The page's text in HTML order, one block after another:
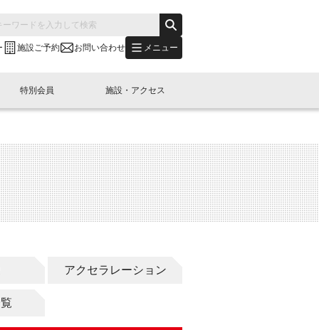
施設ご予約 お問い合わせ メニュー
別会員開催
展・参加
"LINK-BioBAY TOKYO"？
(News Letter)
コラム
ュース・事業紹介
ベント
LINK-J WEST
容
本橋エリアについて
特別会員
し込み
施設・アクセス
予約
アクセラレーション